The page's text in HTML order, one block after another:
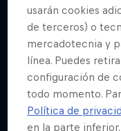
Red Bull
25 Julio 2026
usarán cookies
de terceros) o
mercadotecnia y
línea. Puedes
configuración de
todo momento.
Política de
en la parte inferior.